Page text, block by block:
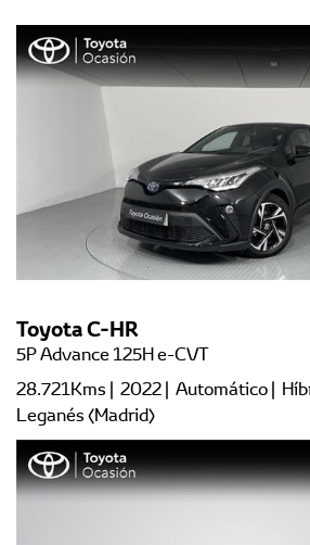
Toyota C-HR
5P Advance 125H e-CVT
28.721Kms | 2022 | Automático |
Leganés (Madrid)